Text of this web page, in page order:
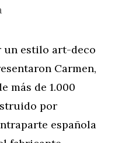
un estilo art-deco
Carmen,
más de 1.000
por
española